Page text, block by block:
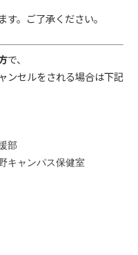
。ご了承ください。
で、
ンセルをされる場合は下記
部
キャンパス保健室